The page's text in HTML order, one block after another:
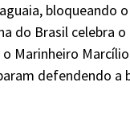
bloqueando
do Brasil celebra
Marinheiro
defendendo a